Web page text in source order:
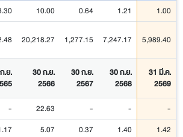
10.00 0.64 1.21 1.00
20,218.27 1,277.15 7,247.17 5,989.40
.ย.
30 ก.ย.
2566
30 ก.ย.
2567
30 ก.ย.
2568
31 มี.ค.
2569
- 22.63 - - -
5.07 0.37 1.40 1.42